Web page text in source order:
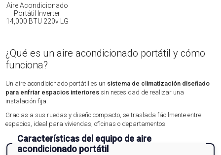
Aire Acondicionado
Portátil Inverter
14,000 BTU 220v LG
¿Qué es un aire acondicionado portátil y cómo
funciona?
Un aire acondicionado portátil es un sistema de climatización diseñado
para enfriar espacios interiores sin necesidad de realizar una
instalación fija.
Gracias a sus ruedas y diseño compacto, se traslada fácilmente entre
espacios, ideal para viviendas, oficinas o departamentos.
Características del equipo de aire
acondicionado portátil